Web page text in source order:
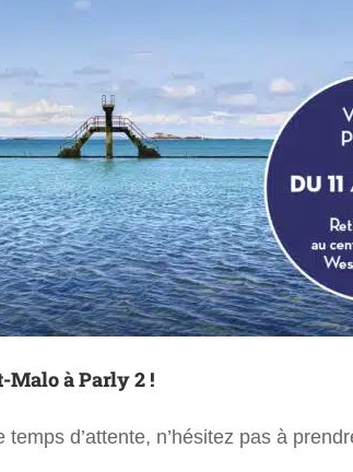
Malo à Parly 2 !
d’attente, n’hésitez pas à